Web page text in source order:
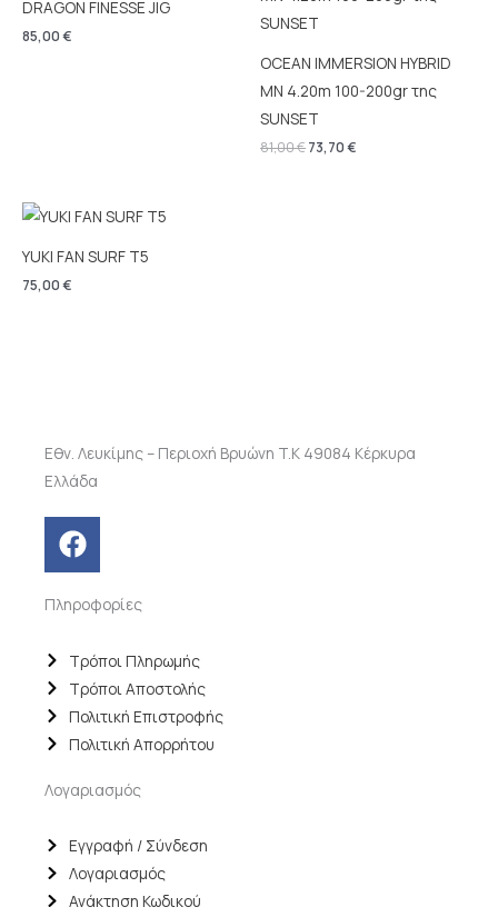
DRAGON FINESSE JIG
85,00€
OCEAN IMMERSION HYBRID
MN 4.20m 100-200gr της
SUNSET
81,00€
81,00 €.
73,70€
YUKI FAN SURF T5
75,00€
Εθν. Λευκίμης – Περιοχή Βρυώνη T.K 49084 Κέρκυρα
Ελλάδα
F
a
c
e
o
o
k
Πληροφορίες
Τρόποι Πληρωμής
Τρόποι Αποστολής
Πολιτική Επιστροφής
Πολιτική Απορρήτου
Λογαριασμός
Εγγραφή / Σύνδεση
Λογαριασμός
Ανάκτηση Κωδικού